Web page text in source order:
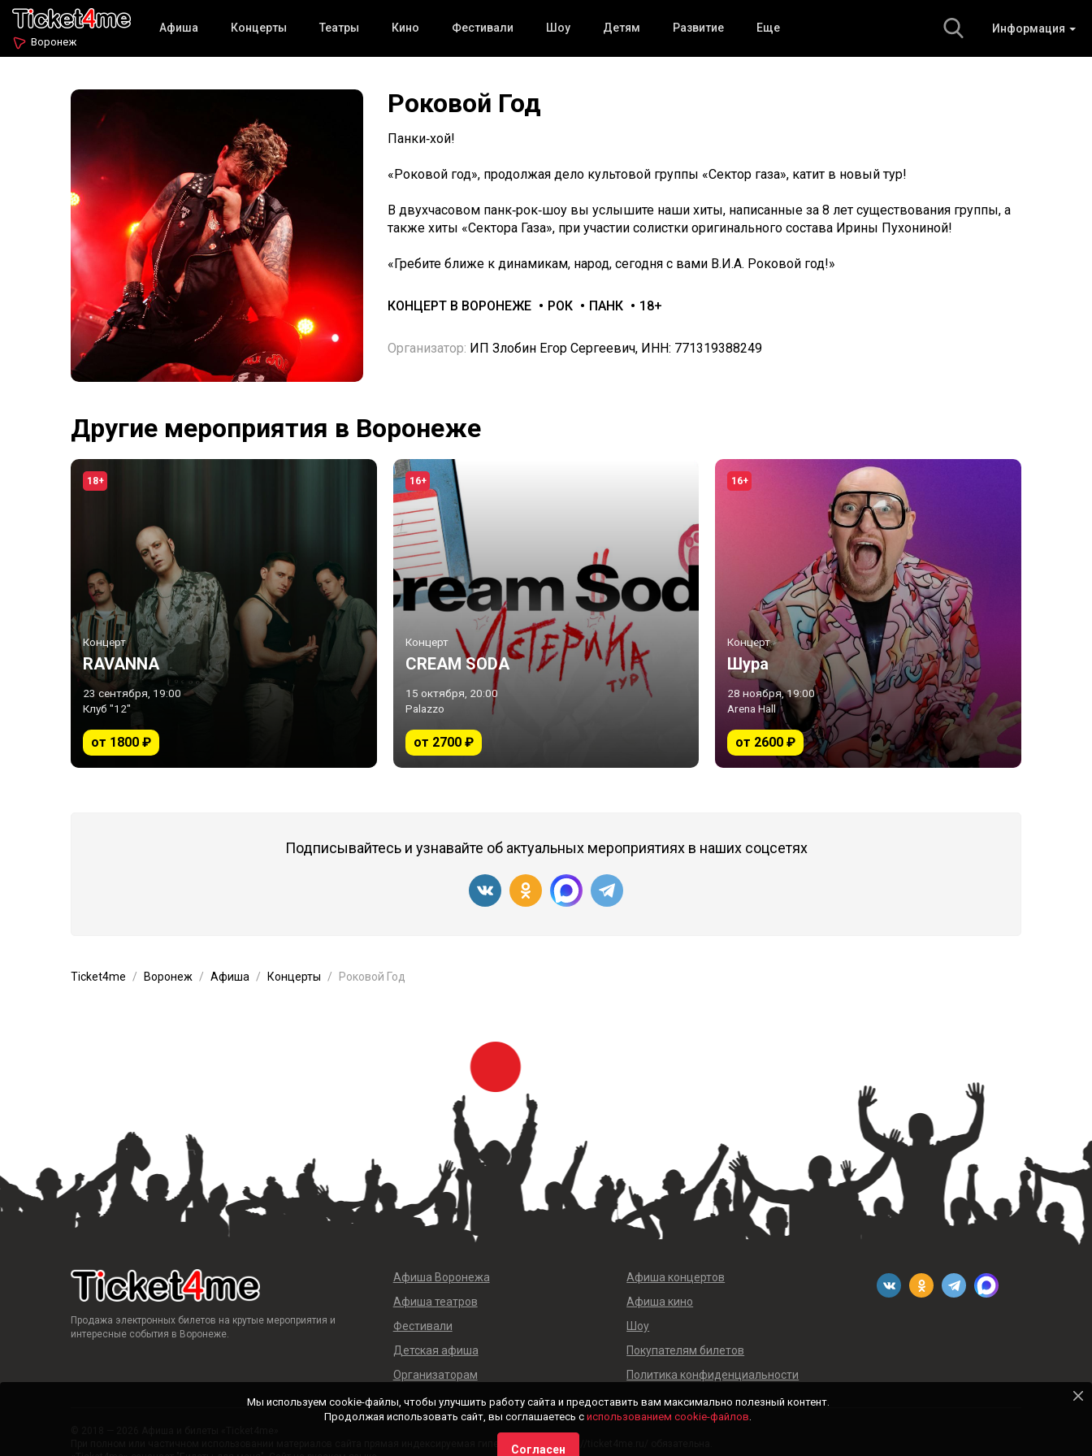
Воронеж
Информация
Афиша Концерты Театры Кино Фестивали Шоу Детям Развитие Еще
Роковой Год
Панки‑хой!
«Роковой год», продолжая дело культовой группы «Сектор газа», катит в новый тур!
В двухчасовом панк‑рок‑шоу вы услышите наши хиты, написанные за 8 лет существования группы, а
также хиты «Сектора Газа», при участии солистки оригинального состава Ирины Пухониной!
«Гребите ближе к динамикам, народ, сегодня с вами В.И.А. Роковой год!»
КОНЦЕРТ В ВОРОНЕЖЕ РОК ПАНК 18+
Организатор: ИП Злобин Егор Сергеевич, ИНН: 771319388249
Другие мероприятия в Воронеже
18+
Концерт
RAVANNA
23 сентября, 19:00
Клуб "12"
от 1800 ₽
16+
Концерт
CREAM SODA
15 октября, 20:00
Palazzo
от 2700 ₽
16+
Концерт
Шура
28 ноября, 19:00
Arena Hall
от 2600 ₽
Подписывайтесь и узнавайте об актуальных мероприятиях в наших соцсетях
Ticket4me Воронеж Афиша Концерты Роковой Год
Продажа электронных билетов на крутые мероприятия и
интересные события в Воронеже.
Афиша Воронежа
Афиша концертов
Афиша театров
Афиша кино
Фестивали
Шоу
Детская афиша
Покупателям билетов
Организаторам
Политика конфиденциальности
При полном или частичном использовании материалов сайта прямая индексируемая гиперссылка на https://ticket4me.ru/ обязательна.
Мы используем cookie-файлы, чтобы улучшить работу сайта и предоставить вам максимально полезный контент.
Продолжая использовать сайт, вы соглашаетесь с использованием cookie-файлов.
Согласен